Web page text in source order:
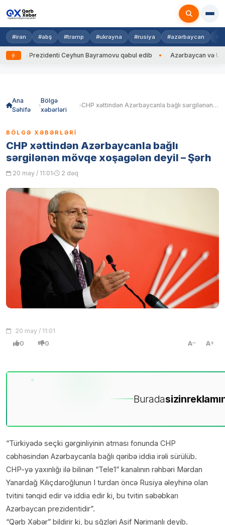
#iran #abş #tramp #ukrayna #rusiya #azərbaycan
Prezidenti Ceyhun Bayramovu qəbul edib Azərbaycan və
Ana
Səhifə
Bölgə
xəbərləri
CHP xəttindən Azərbaycanla bağlı sərgilənən mövqe xoşagələn deyil – Şərh
BÖLGƏ XƏBƏRLƏRI
CHP xəttindən Azərbaycanla bağlı
sərgilənən mövqe xoşagələn deyil – Şərh
20 may / 11:01 2 dəq
20 may / 11:01
0 0 A A
Buradasizin
“Türkiyədə seçki gərginliyinin atması fonunda CHP
cəbhəsindən Azərbaycanla bağlı qəribə iddia irəli sürülüb.
CHP-yə yaxınlığı ilə bilinən “Tele1” kanalının rəhbəri Mərdan
Yanardağ Kılıçdaroğlunun I turdan öncə Rusiya əleyhinə olan
tvitini tənqid edir və iddia edir ki, bu tvitin səbəbkarı
Azərbaycan prezidentidir”.
“Qərb Xəbər” bildirir ki, bu sğzləri Asif Nərimanlı deyib.